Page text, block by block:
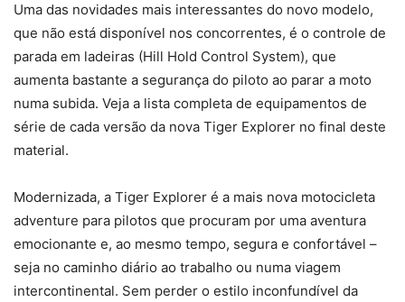
Uma das novidades mais interessantes do novo modelo,
que não está disponível nos concorrentes, é o controle de
parada em ladeiras (Hill Hold Control System), que
aumenta bastante a segurança do piloto ao parar a moto
numa subida. Veja a lista completa de equipamentos de
série de cada versão da nova Tiger Explorer no final deste
material.
Modernizada, a Tiger Explorer é a mais nova motocicleta
adventure para pilotos que procuram por uma aventura
emocionante e, ao mesmo tempo, segura e confortável –
seja no caminho diário ao trabalho ou numa viagem
intercontinental. Sem perder o estilo inconfundível da